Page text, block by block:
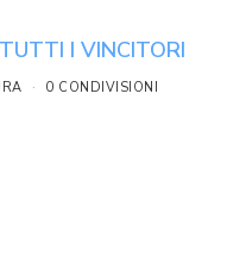
I VINCITORI
0 CONDIVISIONI